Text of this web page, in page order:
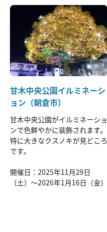
甘木中央公園イルミネーシ
ョン（朝倉市）
甘木中央公園がイルミネーショ
ンで色鮮やかに装飾されます。
特に大きなクスノキが見どころ
です。
開催日：2025年11月29日
（土）～2026年1月16日（金）